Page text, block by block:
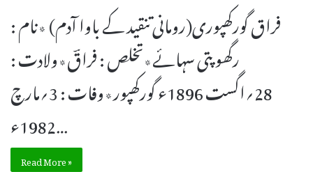
فراق گورکھپوری(رومانی تنقید کے باوا آدم) ٭نام :
رگھو پتی سہائے٭تخلص : فراقؔ٭ولادت :
28؍اگست 1896ء گورکھپور٭وفات : 3؍مارچ
1982ء…
Read More »